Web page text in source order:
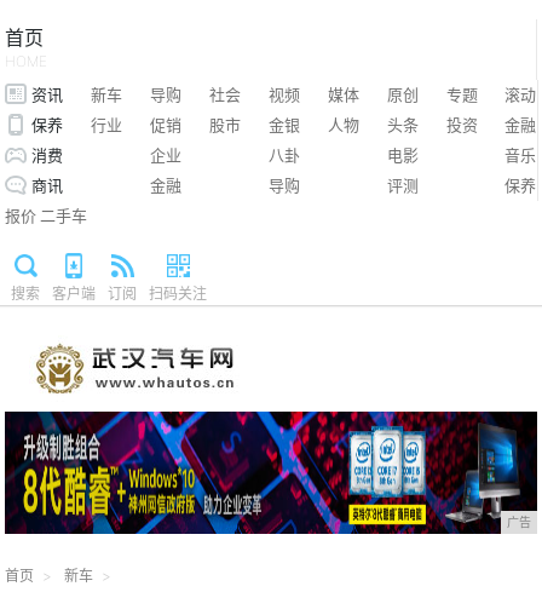
首页
HOME
资讯 新车 导购 社会 视频 媒体 原创 专题
滚动
保养
行业 促销 股市 金银 人物 头条 投资
金融
消费
企业 八卦 电影
音乐
商讯
金融 导购 评测
保养
报价 二手车
搜索 客户端 订阅 扫码关注
广告
首页 新车